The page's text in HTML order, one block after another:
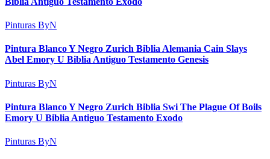
Pinturas ByN
Pintura Blanco Y Negro Zurich Biblia Alemania Cain Slays
Abel Emory U Biblia Antiguo Testamento Genesis
Pinturas ByN
Pintura Blanco Y Negro Zurich Biblia Swi The Plague Of Boils
Emory U Biblia Antiguo Testamento Exodo
Pinturas ByN